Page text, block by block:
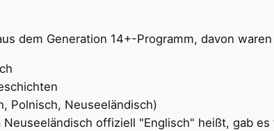
dem Generation 14+-Programm, davon
Polnisch, Neuseeländisch)
Neuseeländisch offiziell "Englisch" heißt, gab